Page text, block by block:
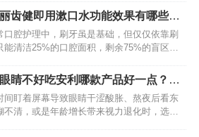
优质的原料，为众多消费者带来了显著的健
。究竟食用这款蛋白粉能收获哪些惊喜？下
你详细揭秘。…
齿健即用漱口水功能效果有哪些？
你揭秘一下
口腔护理中，刷牙虽是基础，但仅仅依靠刷
能清洁25%的口腔面积，剩余75%的盲区就
理界的明星产品，凭借其卓越的功效，为我
腔健康保驾护航。…
睛不好吃安利哪款产品好一点？推
莱女士元气组合
间盯着屏幕导致眼睛干涩酸胀、熬夜后看东
不清，或是年龄增长带来视力退化时，选择